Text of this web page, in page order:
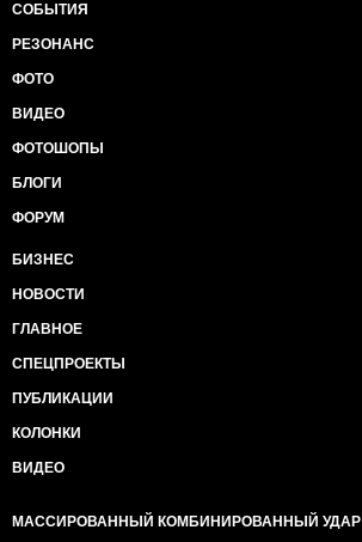
СОБЫТИЯ
РЕЗОНАНС
ФОТО
ВИДЕО
ФОТОШОПЫ
БЛОГИ
ФОРУМ
БИЗНЕС
НОВОСТИ
ГЛАВНОЕ
СПЕЦПРОЕКТЫ
ПУБЛИКАЦИИ
КОЛОНКИ
ВИДЕО
МАССИРОВАННЫЙ КОМБИНИРОВАННЫЙ УДАР